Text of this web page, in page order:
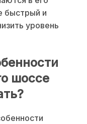
быстрый и
уровень
шоссе